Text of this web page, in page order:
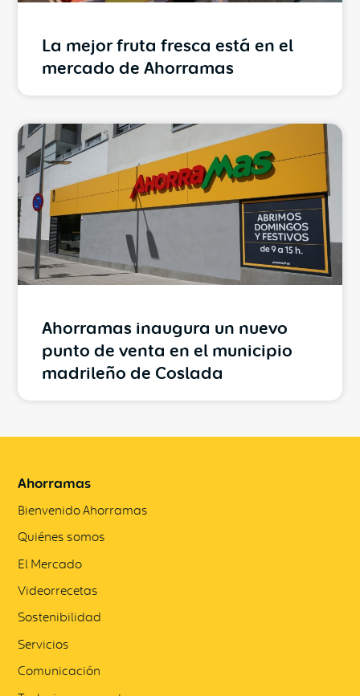
La mejor fruta fresca está en el
mercado de Ahorramas
Ahorramas inaugura un nuevo
punto de venta en el municipio
madrileño de Coslada
Ahorramas
Bienvenido Ahorramas
Quiénes somos
El Mercado
Videorrecetas
Sostenibilidad
Servicios
Comunicación